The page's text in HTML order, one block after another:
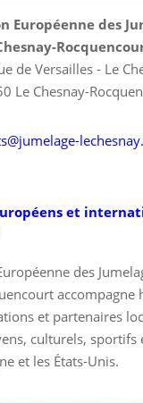
Européenne des
de Versailles - Le
Le Chesnay-
et
des
accompagne
et partenaires
culturels, sportifs
et les États-Unis.